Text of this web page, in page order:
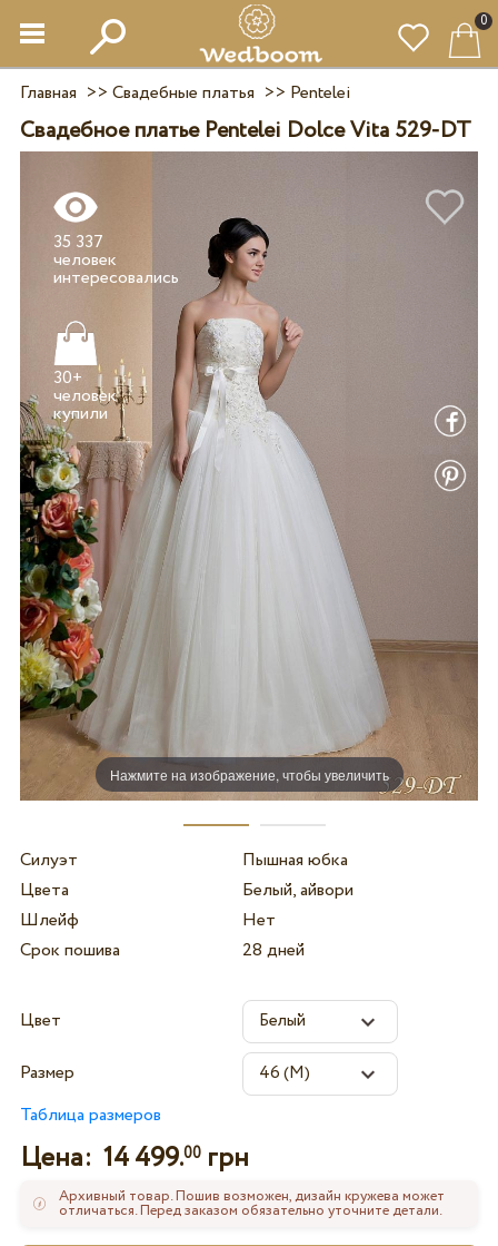
0
Главная >> Свадебные платья >> Pentelei
Свадебное платье Pentelei Dolce Vita 529-DT
Нажмите на изображение, чтобы увеличить
35 337
человек
30+
человек
Силуэт
Пышная юбка
Цвета
Белый, айвори
Шлейф
Нет
Срок пошива
28 дней
Цвет
Размер
Таблица размеров
Цена: 14 499.00грн
Архивный товар. Пошив возможен, дизайн кружева может
отличаться. Перед заказом обязательно уточните детали.